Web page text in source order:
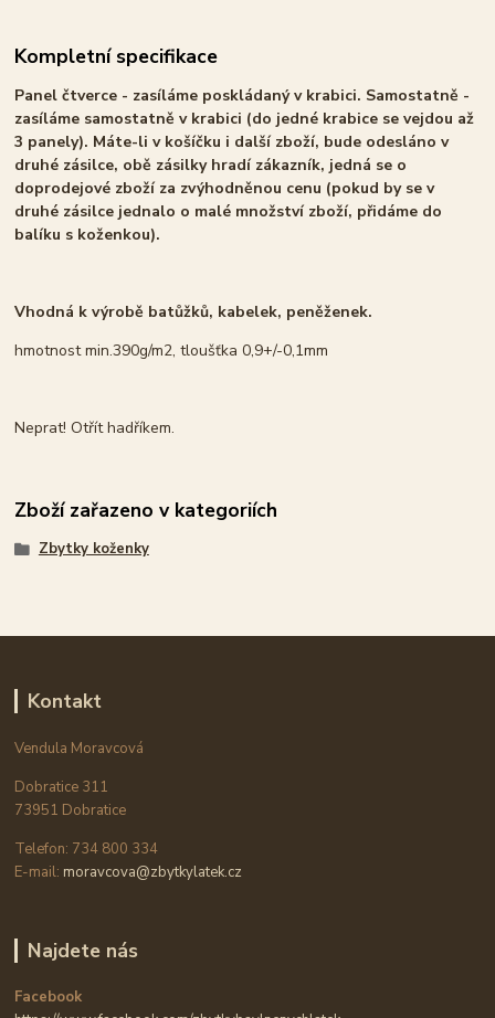
Kompletní specifikace
Panel čtverce - zasíláme poskládaný v krabici. Samostatně -
zasíláme samostatně v krabici (do jedné krabice se vejdou až
3 panely). Máte-li v košíčku i další zboží, bude odesláno v
druhé zásilce, obě zásilky hradí zákazník, jedná se o
doprodejové zboží za zvýhodněnou cenu (pokud by se v
druhé zásilce jednalo o malé množství zboží, přidáme do
balíku s koženkou).
Vhodná k výrobě batůžků, kabelek, peněženek.
hmotnost min.390g/m2, tloušťka 0,9+/-0,1mm
Neprat! Otřít hadříkem.
Zboží zařazeno v kategoriích
Zbytky koženky
Kontakt
Vendula Moravcová
Dobratice 311
73951 Dobratice
Telefon: 734 800 334
E-mail: moravcova@zbytkylatek.cz
Najdete nás
Facebook